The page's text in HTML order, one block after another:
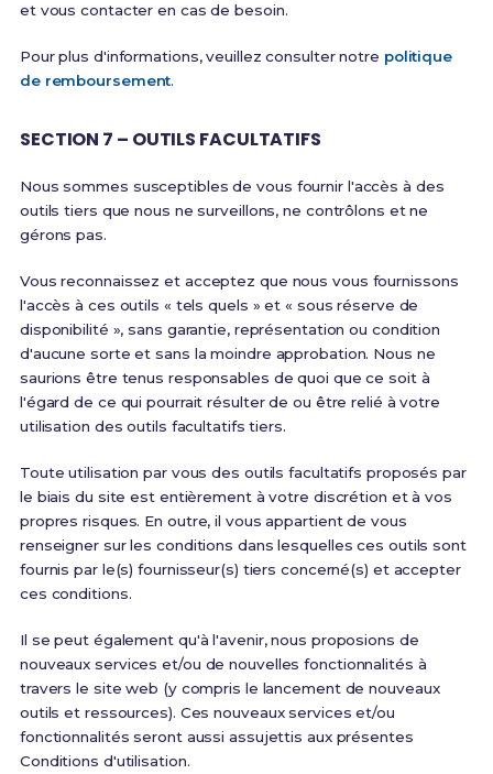
et vous contacter en cas de besoin.
Pour plus d'informations, veuillez consulter notre politique
de remboursement.
SECTION 7 – OUTILS FACULTATIFS
Nous sommes susceptibles de vous fournir l'accès à des
outils tiers que nous ne surveillons, ne contrôlons et ne
gérons pas.
Vous reconnaissez et acceptez que nous vous fournissons
l'accès à ces outils « tels quels » et « sous réserve de
disponibilité », sans garantie, représentation ou condition
d'aucune sorte et sans la moindre approbation. Nous ne
saurions être tenus responsables de quoi que ce soit à
l'égard de ce qui pourrait résulter de ou être relié à votre
utilisation des outils facultatifs tiers.
Toute utilisation par vous des outils facultatifs proposés par
le biais du site est entièrement à votre discrétion et à vos
propres risques. En outre, il vous appartient de vous
renseigner sur les conditions dans lesquelles ces outils sont
fournis par le(s) fournisseur(s) tiers concerné(s) et accepter
ces conditions.
Il se peut également qu'à l'avenir, nous proposions de
nouveaux services et/ou de nouvelles fonctionnalités à
travers le site web (y compris le lancement de nouveaux
outils et ressources). Ces nouveaux services et/ou
fonctionnalités seront aussi assujettis aux présentes
Conditions d'utilisation.